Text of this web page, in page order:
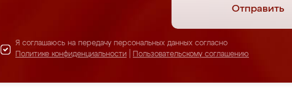
Отправить
Я соглашаюсь на передачу персональных данных согласно
Политике конфиденциальности
Пользовательскому соглашению